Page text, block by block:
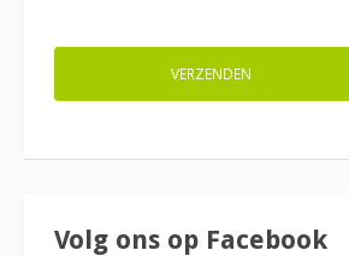
Volg ons op Facebook